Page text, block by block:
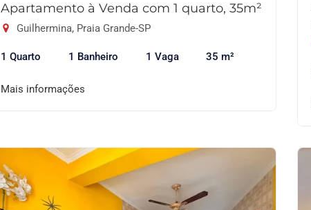
Apartamento à Venda com 1 quarto, 35m²
Guilhermina, Praia Grande-SP
1 Quarto 1 Banheiro 1 Vaga 35 m²
Mais informações